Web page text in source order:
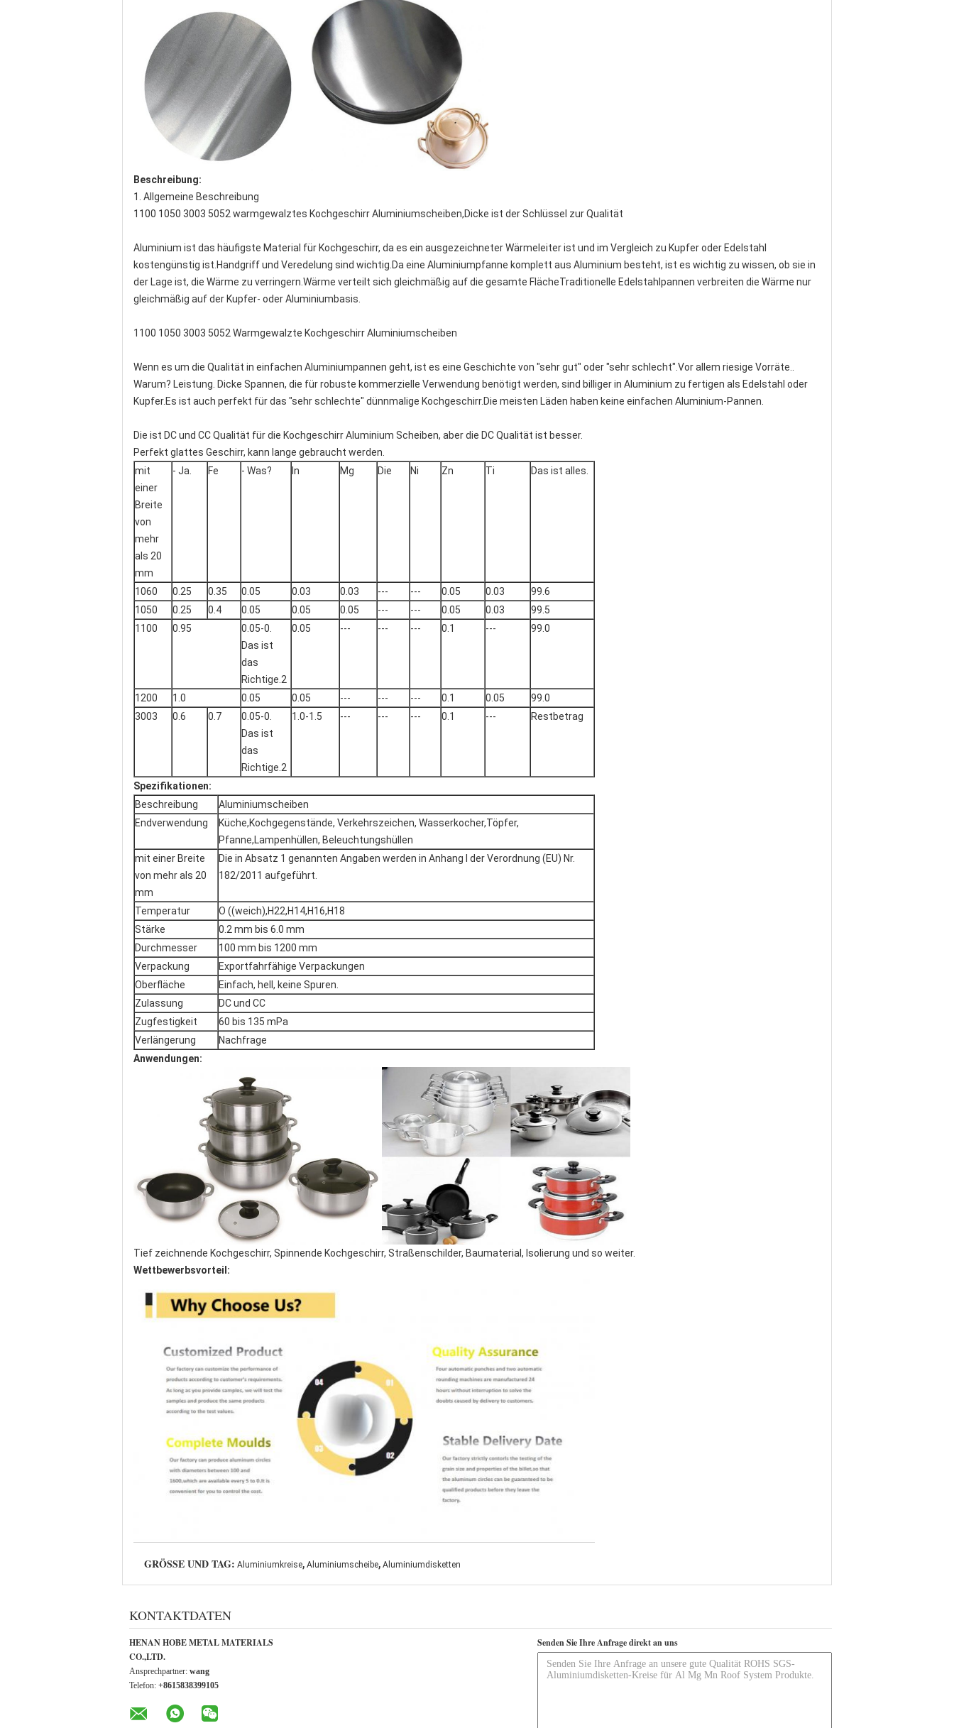
Beschreibung:
1. Allgemeine Beschreibung
1100 1050 3003 5052 warmgewalztes Kochgeschirr Aluminiumscheiben,Dicke ist der Schlüssel zur Qualität
Aluminium ist das häufigste Material für Kochgeschirr, da es ein ausgezeichneter Wärmeleiter ist und im Vergleich zu Kupfer oder Edelstahl
kostengünstig ist.Handgriff und Veredelung sind wichtig.Da eine Aluminiumpfanne komplett aus Aluminium besteht, ist es wichtig zu wissen, ob sie in
der Lage ist, die Wärme zu verringern.Wärme verteilt sich gleichmäßig auf die gesamte FlächeTraditionelle Edelstahlpannen verbreiten die Wärme nur
gleichmäßig auf der Kupfer- oder Aluminiumbasis.
1100 1050 3003 5052 Warmgewalzte Kochgeschirr Aluminiumscheiben
Wenn es um die Qualität in einfachen Aluminiumpannen geht, ist es eine Geschichte von "sehr gut" oder "sehr schlecht".Vor allem riesige Vorräte..
Warum? Leistung. Dicke Spannen, die für robuste kommerzielle Verwendung benötigt werden, sind billiger in Aluminium zu fertigen als Edelstahl oder
Kupfer.Es ist auch perfekt für das "sehr schlechte" dünnmalige Kochgeschirr.Die meisten Läden haben keine einfachen Aluminium-Pannen.
Die ist DC und CC Qualität für die Kochgeschirr Aluminium Scheiben, aber die DC Qualität ist besser.
Perfekt glattes Geschirr, kann lange gebraucht werden.
mit
einer
Breite
von
mehr
als 20
mm
- Ja. Fe - Was? In Mg Die Ni Zn Ti Das ist alles.
1060 0.25 0.35 0.05 0.03 0.03 --- --- 0.05 0.03
99.6
1050
0.25 0.4 0.05 0.05 0.05 --- --- 0.05 0.03
99.5
1100
0.95
0.05-0.
Das ist
das
Richtige.2
0.05 --- --- --- 0.1 --- 99.0
1200 1.0 0.05 0.05 --- --- --- 0.1 0.05
99.0
3003
0.6 0.7
0.05-0.
Das ist
das
Richtige.2
1.0-1.5 --- --- --- 0.1 --- Restbetrag
Spezifikationen:
Beschreibung
Aluminiumscheiben
Endverwendung
Küche,Kochgegenstände, Verkehrszeichen, Wasserkocher,Töpfer,
Pfanne,Lampenhüllen, Beleuchtungshüllen
mit einer Breite
von mehr als 20
mm
Die in Absatz 1 genannten Angaben werden in Anhang I der Verordnung (EU) Nr.
182/2011 aufgeführt.
Temperatur
O ((weich),H22,H14,H16,H18
Stärke
0.2 mm bis 6.0 mm
Durchmesser
100 mm bis 1200 mm
Verpackung
Exportfahrfähige Verpackungen
Oberfläche
Einfach, hell, keine Spuren.
Zulassung
DC und CC
Zugfestigkeit
60 bis 135 mPa
Verlängerung
Nachfrage
Anwendungen:
Tief zeichnende Kochgeschirr, Spinnende Kochgeschirr, Straßenschilder, Baumaterial, Isolierung und so weiter.
Wettbewerbsvorteil:
GRÖSSE UND TAG: Aluminiumkreise, Aluminiumscheibe, Aluminiumdisketten
KONTAKTDATEN
HENAN HOBE METAL MATERIALS
CO.,LTD.
Ansprechpartner: wang
Telefon: +8615838399105
Senden Sie Ihre Anfrage direkt an uns